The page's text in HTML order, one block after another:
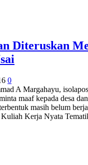
Diteruskan
0
A Margahayu,
maaf kepada desa
masih belum
Kuliah Kerja Nyata